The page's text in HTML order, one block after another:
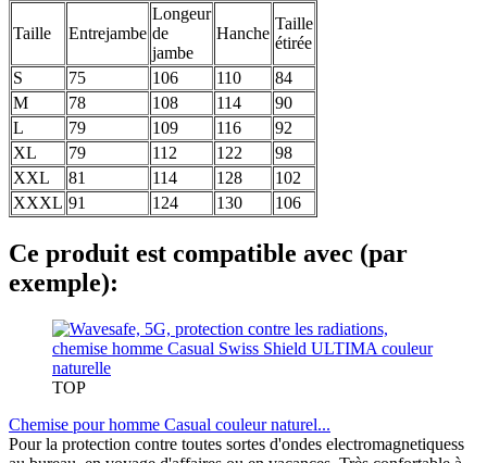
Taille Entrejambe
Longeur
de
jambe
Hanche
Taille
étirée
S
75 106 110
84
M
78 108 114
90
L
79 109 116
92
XL
79 112 122
98
XXL
81 114 128
102
XXXL 91 124 130 106
Ce produit est compatible avec (par
exemple):
TOP
Chemise pour homme Casual couleur naturel...
Pour la protection contre toutes sortes d'ondes electromagnetiquess